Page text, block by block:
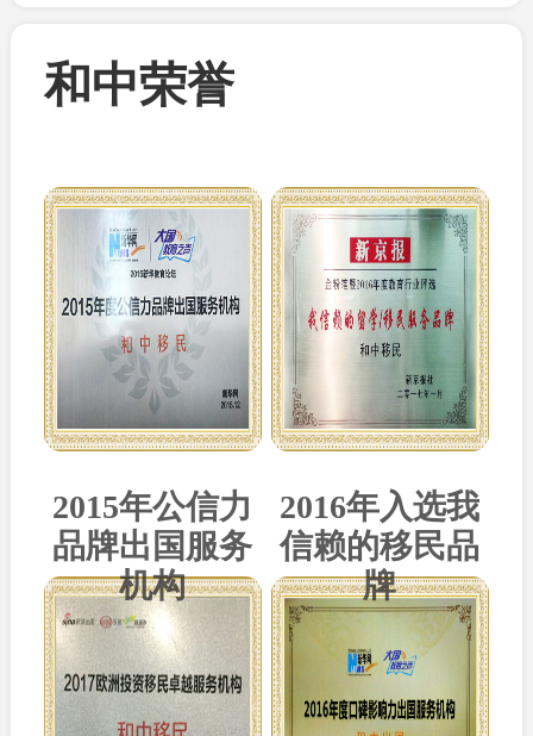
和中荣誉
2015年公信力
品牌出国服务
机构
2016年入选我
信赖的移民品
牌